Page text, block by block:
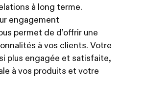
à long terme.
engagement
permet de d’offrir une
à vos clients. Votre
plus engagée et satisfaite,
à vos produits et votre